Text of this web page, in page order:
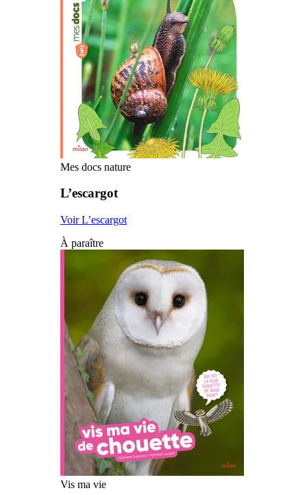
Mes docs nature
L’escargot
Voir L’escargot
À paraître
Vis ma vie